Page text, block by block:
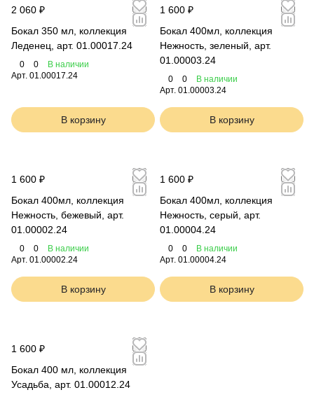
2 060 ₽
Бокал 350 мл, коллекция
Леденец, арт. 01.00017.24
0 0
В наличии
Арт. 01.00017.24
В корзину
1 600 ₽
Бокал 400мл, коллекция
Нежность, зеленый, арт.
01.00003.24
0 0
В наличии
Арт. 01.00003.24
В корзину
1 600 ₽
Бокал 400мл, коллекция
Нежность, бежевый, арт.
01.00002.24
0 0
В наличии
Арт. 01.00002.24
В корзину
1 600 ₽
Бокал 400мл, коллекция
Нежность, серый, арт.
01.00004.24
0 0
В наличии
Арт. 01.00004.24
В корзину
1 600 ₽
Бокал 400 мл, коллекция
Усадьба, арт. 01.00012.24